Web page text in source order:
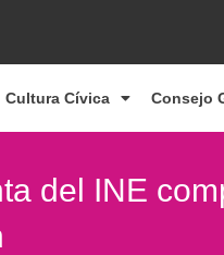
Cultura Cívica Consejo
del INE